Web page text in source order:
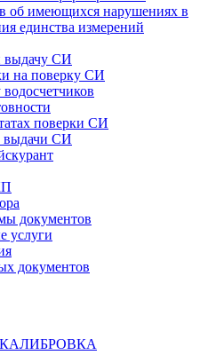
об имеющихся нарушениях в
единства измерений
выдачу СИ
на поверку СИ
поверки СИ
выдачи СИ
документов
услуги
документов